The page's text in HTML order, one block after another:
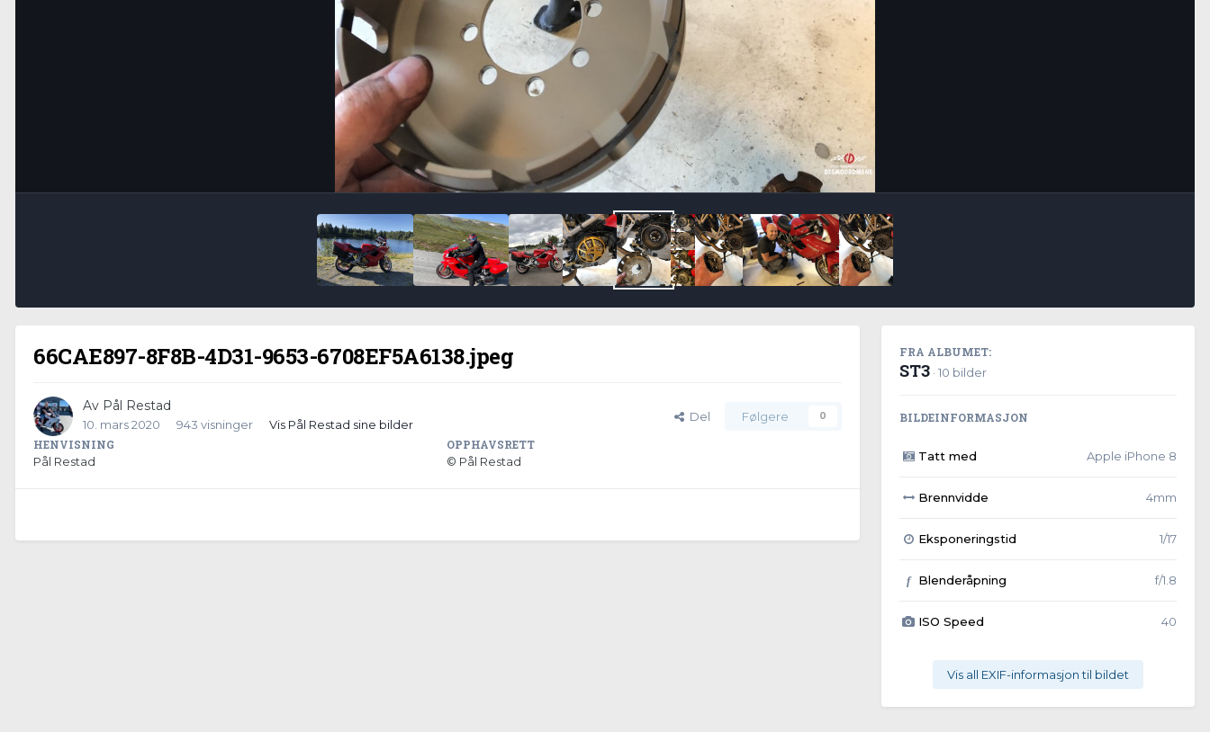
66CAE897-8F8B-4D31-9653-6708EF5A6138.jpeg
Av Pål Restad
10. mars 2020 943 visninger Vis Pål Restad sine bilder
Del Følgere 0
HENVISNING
Pål Restad
OPPHAVSRETT
© Pål Restad
FRA ALBUMET:
ST3 · 10 bilder
BILDEINFORMASJON
Tatt med Apple iPhone 8
Brennvidde 4mm
Eksponeringstid 1/17
f Blenderåpning f/1.8
ISO Speed 40
Vis all EXIF-informasjon til bildet